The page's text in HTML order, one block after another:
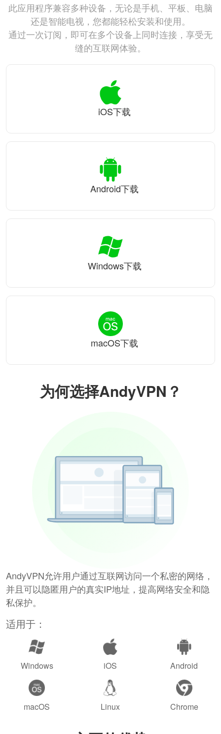
为何选择AndyVPN？
AndyVPN允许用户通过互联网访问一个私密的网络，
并且可以隐匿用户的真实IP地址，提高网络安全和隐
私保护。
适用于：
Windows iOS Android
macOS Linux Chrome
此应用程序兼容多种设备，无论是手机、平板、电脑
还是智能电视，您都能轻松安装和使用。
通过一次订阅，即可在多个设备上同时连接，享受无
缝的互联网体验。
iOS下载
Android下载
Windows下载
macOS下载